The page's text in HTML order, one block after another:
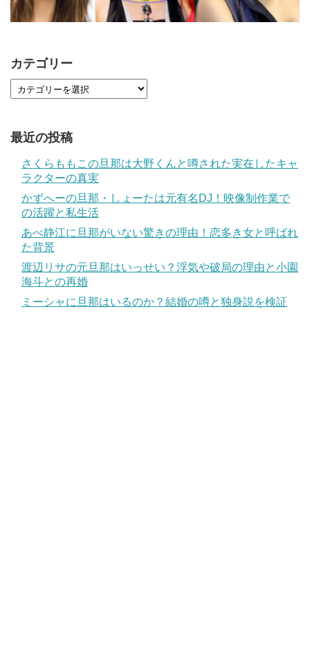
カテゴリー
最近の投稿
さくらももこの旦那は大野くんと噂された実在したキャ
ラクターの真実
かずへーの旦那・しょーたは元有名DJ！映像制作業で
の活躍と私生活
あべ静江に旦那がいない驚きの理由！恋多き女と呼ばれ
た背景
渡辺リサの元旦那はいっせい？浮気や破局の理由と小園
海斗との再婚
ミーシャに旦那はいるのか？結婚の噂と独身説を検証